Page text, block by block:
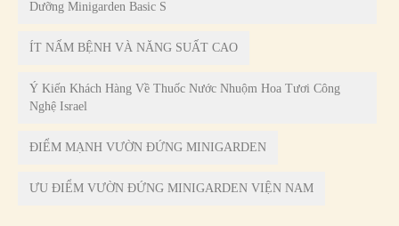
Dưỡng Minigarden Basic S
ÍT NẤM BỆNH VÀ NĂNG SUẤT CAO
Ý Kiến Khách Hàng Về Thuốc Nước Nhuộm Hoa Tươi Công
Nghệ Israel
ĐIỂM MẠNH VƯỜN ĐỨNG MINIGARDEN
ƯU ĐIỂM VƯỜN ĐỨNG MINIGARDEN VIỆN NAM